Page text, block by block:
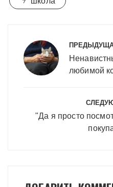
записям
любимой
"Да я просто